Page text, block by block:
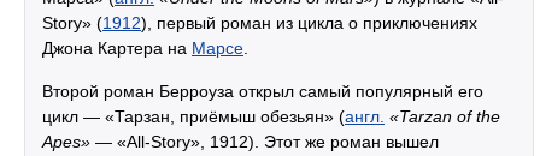
Story» (1912), первый роман из цикла о приключениях
Джона Картера на Марсе
Второй роман Берроуза открыл самый популярный его
цикл — «Тарзан, приёмыш обезьян» (англ. «Tarzan of the
Apes» — «All-Story», 1912). Этот же роман вышел